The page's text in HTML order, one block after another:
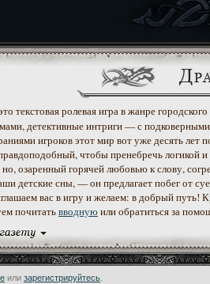
текстовая ролевая игра в жанре
детективные интриги — с
игроков этот мир вот уже десять лет
чтобы пренебречь логикой
озаренный горячей любовью к слову,
детские сны, — он предлагает побег от
вас в игру и желаем: в добрый путь!
почитатьвводнуюили обратиться за
или зарегистрируйтесь